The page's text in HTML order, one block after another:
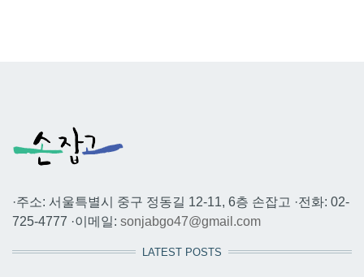
·주소: 서울특별시 중구 정동길 12-11, 6층 손잡고 ·전화: 02-
725-4777 ·이메일: sonjabgo47@gmail.com
LATEST POSTS